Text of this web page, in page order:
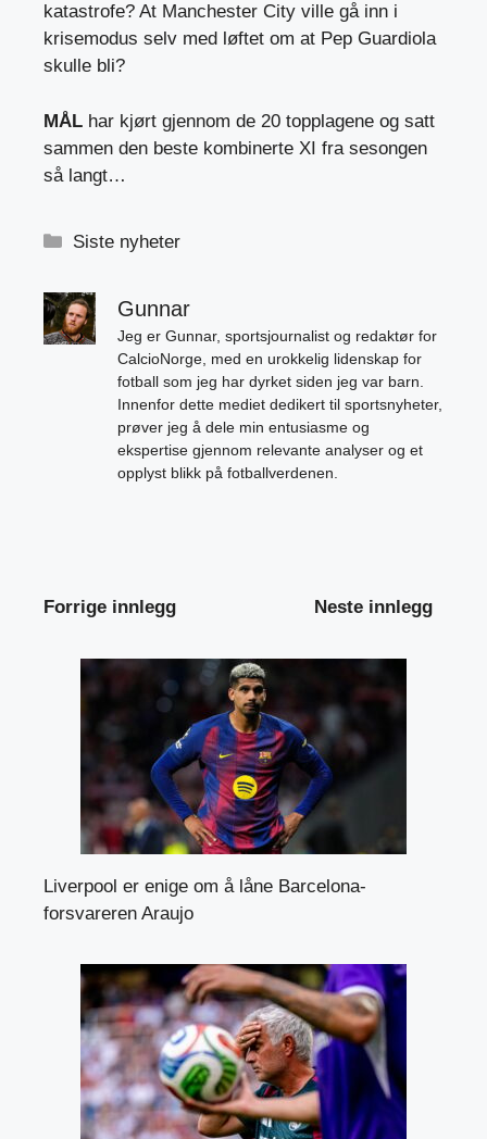
katastrofe? At Manchester City ville gå inn i
krisemodus selv med løftet om at Pep Guardiola
skulle bli?
MÅL har kjørt gjennom de 20 topplagene og satt
sammen den beste kombinerte XI fra sesongen
så langt…
Kategorier
Siste nyheter
Gunnar
Jeg er Gunnar, sportsjournalist og redaktør for
CalcioNorge, med en urokkelig lidenskap for
fotball som jeg har dyrket siden jeg var barn.
Innenfor dette mediet dedikert til sportsnyheter,
prøver jeg å dele min entusiasme og
ekspertise gjennom relevante analyser og et
opplyst blikk på fotballverdenen.
Forrige innlegg Neste innlegg
Liverpool er enige om å låne Barcelona-
forsvareren Araujo